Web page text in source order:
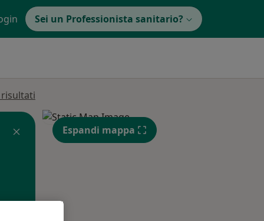
Sei un Professionista sanitario?
Espandi mappa